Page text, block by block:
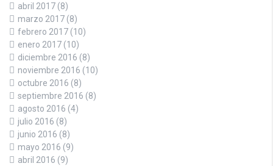
abril 2017 (8)
marzo 2017 (8)
febrero 2017 (10)
enero 2017 (10)
diciembre 2016 (8)
noviembre 2016 (10)
octubre 2016 (8)
septiembre 2016 (8)
agosto 2016 (4)
julio 2016 (8)
junio 2016 (8)
mayo 2016 (9)
abril 2016 (9)